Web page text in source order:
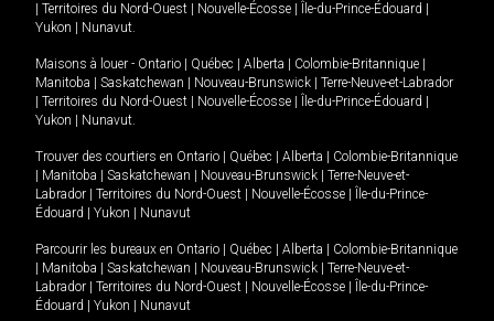
Territoires du Nord-Ouest Nouvelle-Écosse Île-du-Prince-Édouard
Yukon
Nunavut.
Maisons à louer - Ontario Québec Alberta Colombie-Britannique
Manitoba
Saskatchewan Nouveau-Brunswick
Terre-Neuve-et-Labrador
Territoires du Nord-Ouest Nouvelle-Écosse Île-du-Prince-Édouard
Yukon
Nunavut.
Trouver des courtiers en Ontario Québec Alberta
Colombie-Britannique
Manitoba Saskatchewan Nouveau-Brunswick
Terre-Neuve-et-
Labrador
Territoires du Nord-Ouest Nouvelle-Écosse
Île-du-Prince-
Édouard
Yukon Nunavut
Parcourir les bureaux en Ontario Québec Alberta
Colombie-Britannique
Manitoba Saskatchewan Nouveau-Brunswick
Terre-Neuve-et-
Labrador
Territoires du Nord-Ouest Nouvelle-Écosse
Île-du-Prince-
Édouard
Yukon Nunavut